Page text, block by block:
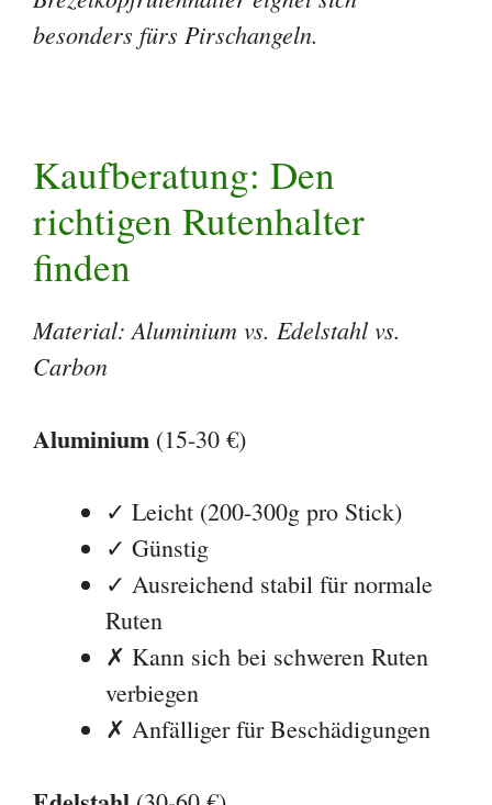
Aluminium(15-30 €)
✓ Leicht (200-300g pro Stick)
✓ Günstig
✓ Ausreichend stabil für normale
verbiegen
✗ Anfälliger für Beschädigungen
Edelstahl (30-60 €)
✓ Sehr robust und langlebig
✓ Verbiegt sich nicht
✓ Perfekt für schwere Ruten (Wels,
schwere Karpfenruten)
✗ Schwerer (400-600g)
✗ Teurer